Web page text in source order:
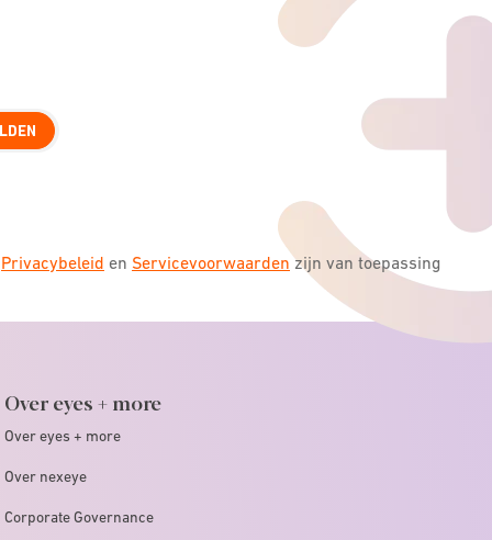
Privacybeleid en Servicevoorwaardenzijn van toepassing
Over eyes + more
Over eyes + more
Over nexeye
Corporate Governance